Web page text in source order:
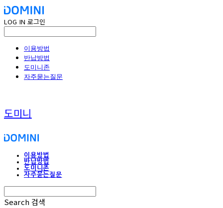
LOG IN 로그인
이용방법
반납방법
도미니존
자주묻는질문
도미니
이용방법
반납방법
도미니존
자주묻는질문
Search 검색